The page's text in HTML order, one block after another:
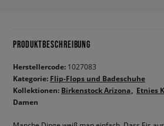
PRODUKTBESCHREIBUNG
Herstellercode: 1027083
Kategorie: Flip-Flops und Badeschuhe
Kollektionen: Birkenstock Arizona
Etnies
Damen